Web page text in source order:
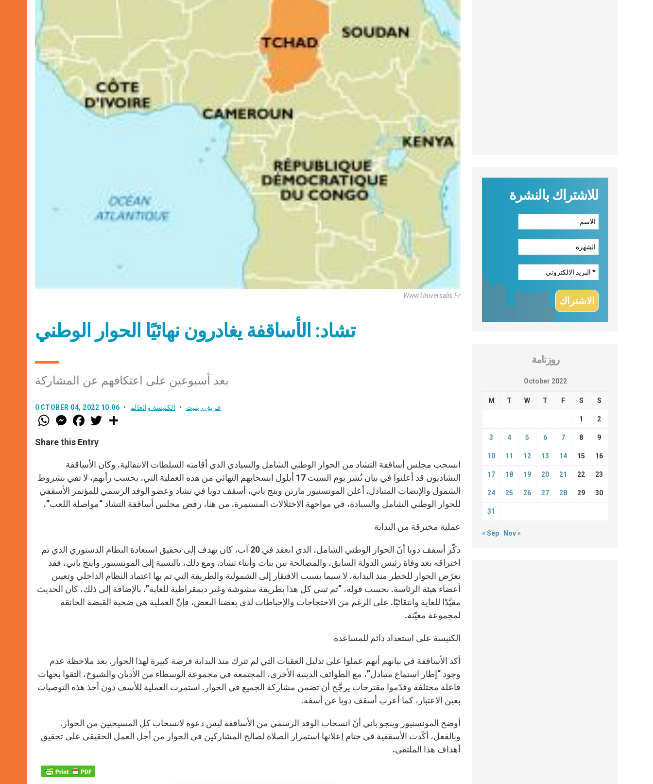
Www.universalis.fr
تشاد: الأساقفة يغادرون نهائيًا الحوار الوطني
بعد أسبوعين على اعتكافهم عن المشاركة
OCTOBER 04, 2022 10:06 فريق زينيت الكنيسة والعالم
W
h
t
s
M
e
s
e
g
e
r
F
a
e
b
o
k
w
r
Share this Entry
انسحب مجلس أساقفة التشاد من الحوار الوطني الشامل والسيادي الذي أقامته السلطات الانتقالية. وكان الأساقفة
التشاديون قد أعلنوا في بيان نُشر يوم السبت 17 أيلول انسحابهم النهائي من هذه العملية التي، بحسب رأيهم، لا تفي بشروط
الشمول والإنصات المتبادل. أعلن المونسنيور مارتن وينج باني، أسقف دوبا في تشاد وعضو الوفد الرسمي للمؤتمر الأسقفي
للحوار الوطني الشامل والسيادة، في مواجهة الاختلالات المستمرة. من هنا، رفض مجلس أساقفة التشاد “مواصلة اللعب”.
عملية مخترقة من البداية
ذكّر أسقف دوبا أنّ الحوار الوطني الشامل، الذي انعقد في 20 آب، كان يهدف إلى تحقيق استعادة النظام الدستوري الذي تم
اختراقه بعد وفاة رئيس الدولة السابق، والمصالحة بين بنات وأبناء تشاد. ومع ذلك، بالنسبة إلى المونسينور واينج باني، فقد
تعرّض الحوار للخطر منذ البداية، لا سيما بسبب الافتقار إلى الشمولية والطريقة التي تم بها اعتماد النظام الداخلي وتعيين
أعضاء هيئة الرئاسة. بحسب قوله، “تم تبني كل هذا بطريقة مشوشة وغير ديمقراطية للغاية”. بالإضافة إلى ذلك، كان الحديث
مقيَّدًا للغاية وانتقائيًا. على الرغم من الاحتجاجات والإحباطات لدى بعضنا البعض، فإنّ العملية هي ضحية القبضة الخانقة
لمجموعة معيّنة.
الكنيسة على استعداد دائم للمساعدة
أكد الأساقفة في بيانهم أنهم عملوا على تذليل العقبات التي لم تترك منذ البداية فرصة كبيرة لهذا الحوار. بعد ملاحظة عدم
وجود “إطار استماع متبادل”، مع الطوائف الدينية الأخرى، المجتمعة في مجموعة الوسطاء من الأديان والشيوخ، التقوا بجهات
فاعلة مختلفة وقدّموا مقترحات يرجَّح أن تضمن مشاركة الجميع في الحوار. استمرت العملية للأسف دون أخذ هذه التوصيات
بعين الاعتبار، كما أعرب أسقف دوبا عن أسفه.
أوضح المونسنيور وينجو باني أنّ انسحاب الوفد الرسمي من الأساقفة ليس دعوة لانسحاب كل المسيحيين من الحوار.
وبالفعل، أكّدت الأسقفية في ختام إعلانها استمرار الصلاة لصالح المشاركين في الحوار من أجل العمل الحقيقي على تحقيق
أهداف هذا الملتقى.
للاشتراك بالنشرة
روزنامة
October 2022
M T W T F S S
1 2
3 4 5 6 7 8 9
10 11 12 13 14 15 16
17 18 19 20 21 22 23
24 25 26 27 28 29 30
31
« Sep Nov »